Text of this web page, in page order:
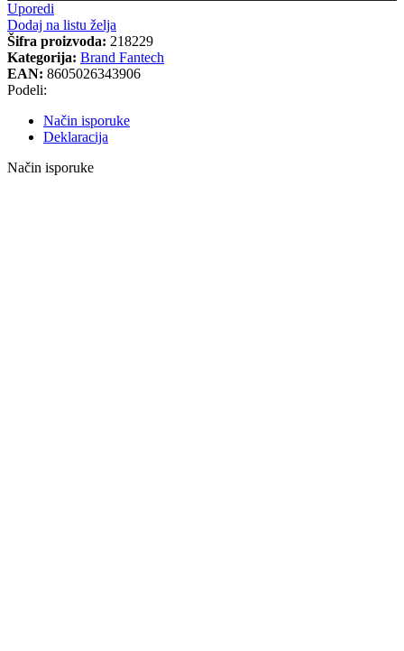
Uporedi
Dodaj na listu želja
Šifra proizvoda: 218229
Kategorija: Brand Fantech
EAN: 8605026343906
Podeli:
Način isporuke
Deklaracija
Način isporuke